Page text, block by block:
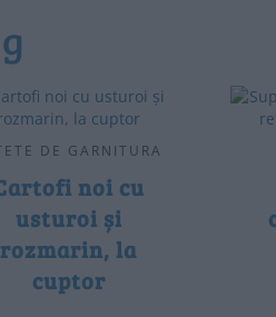
DE GARNITURA
noi cu
usturoi și
rozmarin, la
cuptor